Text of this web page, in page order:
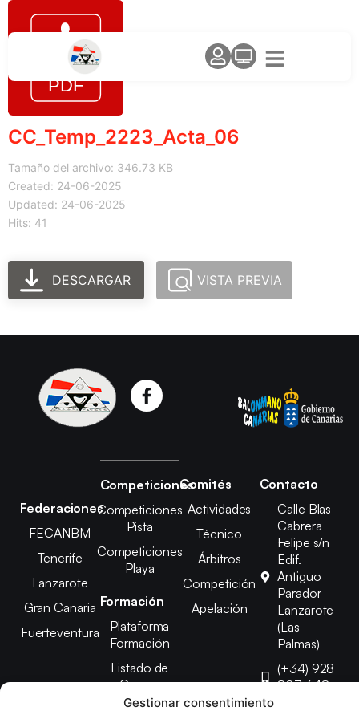
Gestionar consentimiento
CC_Temp_2223_Acta_06
Tamaño del archivo: 346.73 KB
Created: 24-06-2025
Updated: 24-06-2025
Hits: 41
DESCARGAR VISTA PREVIA
Federaciones
FECANBM
Tenerife
Lanzarote
Gran Canaria
Fuerteventura
Competiciones
Competiciones
Pista
Competiciones
Playa
Formación
Plataforma
Formación
Listado de
Cursos
Comités
Actividades
Técnico
Árbitros
Competición
Apelación
Contacto
Calle Blas
Cabrera
Felipe s/n
Edif.
Antiguo
Parador
Lanzarote
(Las
Palmas)
(+34) 928
807 648